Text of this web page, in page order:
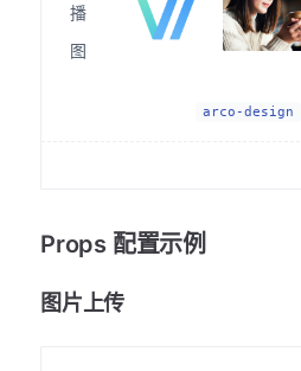
arco-design
播
图
Props 配置示例
图片上传